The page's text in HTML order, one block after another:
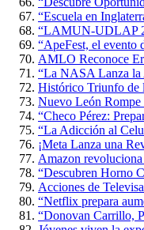
“Escuela en
“LAMUN-UDLAP
“ApeFest, el evento
AMLO Reconoce
“La NASA Lanza la
Histórico Triunfo de
Nuevo León Rompe
“Checo Pérez:
“La Adicción al
¡Meta Lanza una
Amazon
“Descubren Horno
Acciones de
“Netflix prepara
“Donovan Carrillo,